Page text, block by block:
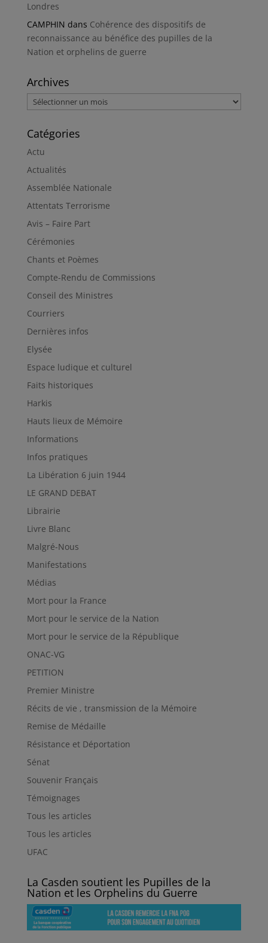
Londres
CAMPHIN dans Cohérence des dispositifs de
reconnaissance au bénéfice des pupilles de la
Nation et orphelins de guerre
Archives
Archives
Catégories
Actu
Actualités
Assemblée Nationale
Attentats Terrorisme
Avis – Faire Part
Cérémonies
Chants et Poèmes
Compte-Rendu de Commissions
Conseil des Ministres
Courriers
Dernières infos
Elysée
Espace ludique et culturel
Faits historiques
Harkis
Hauts lieux de Mémoire
Informations
Infos pratiques
La Libération 6 juin 1944
LE GRAND DEBAT
Librairie
Livre Blanc
Malgré-Nous
Manifestations
Médias
Mort pour la France
Mort pour le service de la Nation
Mort pour le service de la République
ONAC-VG
PETITION
Premier Ministre
Récits de vie , transmission de la Mémoire
Remise de Médaille
Résistance et Déportation
Sénat
Souvenir Français
Témoignages
Tous les articles
Tous les articles
UFAC
La Casden soutient les Pupilles de la
Nation et les Orphelins du Guerre